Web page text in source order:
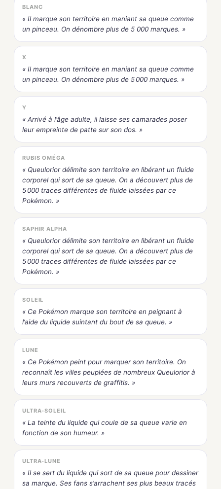
BLANC
« Il marque son territoire en maniant sa queue comme
un pinceau. On dénombre plus de 5 000 marques. »
X
« Il marque son territoire en maniant sa queue comme
un pinceau. On dénombre plus de 5 000 marques. »
Y
« Arrivé à l’âge adulte, il laisse ses camarades poser
leur empreinte de patte sur son dos. »
RUBIS OMÉGA
« Queulorior délimite son territoire en libérant un fluide
corporel qui sort de sa queue. On a découvert plus de
5 000 traces différentes de fluide laissées par ce
Pokémon. »
SAPHIR ALPHA
« Queulorior délimite son territoire en libérant un fluide
corporel qui sort de sa queue. On a découvert plus de
5 000 traces différentes de fluide laissées par ce
Pokémon. »
SOLEIL
« Ce Pokémon marque son territoire en peignant à
l’aide du liquide suintant du bout de sa queue. »
LUNE
« Ce Pokémon peint pour marquer son territoire. On
reconnaît les villes peuplées de nombreux Queulorior à
leurs murs recouverts de graffitis. »
ULTRA-SOLEIL
« La teinte du liquide qui coule de sa queue varie en
fonction de son humeur. »
ULTRA-LUNE
« Il se sert du liquide qui sort de sa queue pour dessiner
sa marque. Ses fans s’arrachent ses plus beaux tracés